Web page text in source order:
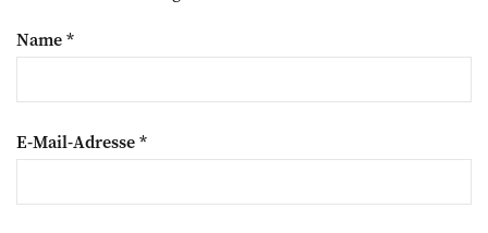
Name*
E-Mail-Adresse*